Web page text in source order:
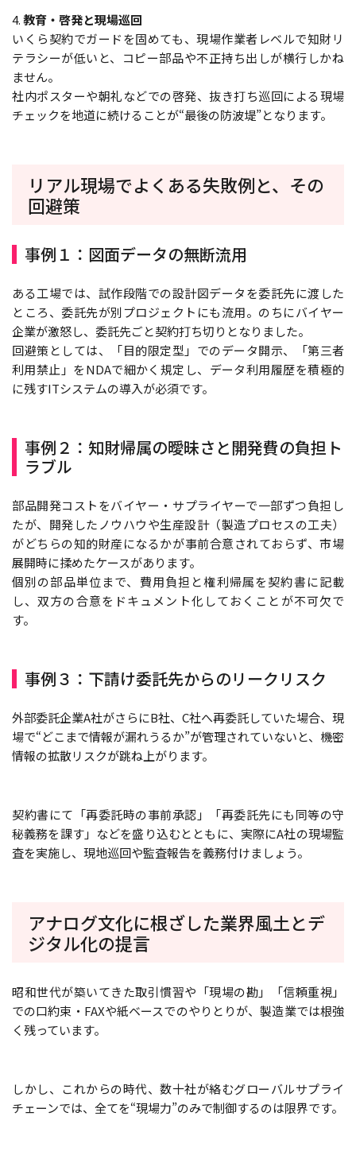
4.教育・啓発と現場巡回
いくら契約でガードを固めても、現場作業者レベルで知財リ
テラシーが低いと、コピー部品や不正持ち出しが横行しかね
ません。
社内ポスターや朝礼などでの啓発、抜き打ち巡回による現場
チェックを地道に続けることが“最後の防波堤”となります。
リアル現場でよくある失敗例と、その
回避策
事例１：図面データの無断流用
ある工場では、試作段階での設計図データを委託先に渡した
ところ、委託先が別プロジェクトにも流用。のちにバイヤー
企業が激怒し、委託先ごと契約打ち切りとなりました。
回避策としては、「目的限定型」でのデータ開示、「第三者
利用禁止」をNDAで細かく規定し、データ利用履歴を積極的
に残すITシステムの導入が必須です。
事例２：知財帰属の曖昧さと開発費の負担ト
ラブル
部品開発コストをバイヤー・サプライヤーで一部ずつ負担し
たが、開発したノウハウや生産設計（製造プロセスの工夫）
がどちらの知的財産になるかが事前合意されておらず、市場
展開時に揉めたケースがあります。
個別の部品単位まで、費用負担と権利帰属を契約書に記載
し、双方の合意をドキュメント化しておくことが不可欠で
す。
事例３：下請け委託先からのリークリスク
外部委託企業A社がさらにB社、C社へ再委託していた場合、現
場で“どこまで情報が漏れうるか”が管理されていないと、機密
情報の拡散リスクが跳ね上がります。
契約書にて「再委託時の事前承認」「再委託先にも同等の守
秘義務を課す」などを盛り込むとともに、実際にA社の現場監
査を実施し、現地巡回や監査報告を義務付けましょう。
アナログ文化に根ざした業界風土とデ
ジタル化の提言
昭和世代が築いてきた取引慣習や「現場の勘」「信頼重視」
での口約束・FAXや紙ベースでのやりとりが、製造業では根強
く残っています。
しかし、これからの時代、数十社が絡むグローバルサプライ
チェーンでは、全てを“現場力”のみで制御するのは限界です。